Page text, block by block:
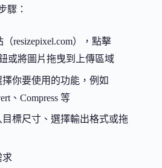
驟：
（resizepixel.com），點擊
鈕或將圖片拖曳到上傳區域
你要使用的功能，例如
、Compress 等
標尺寸、選擇輸出格式或拖
求